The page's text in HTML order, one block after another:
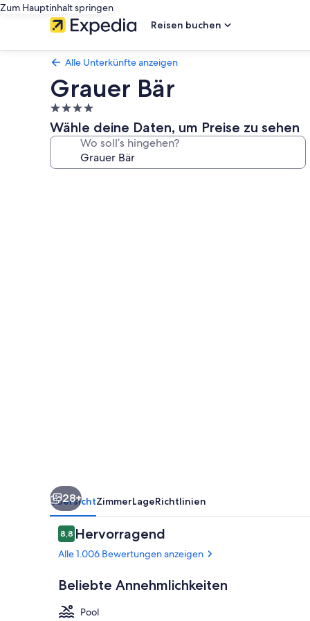
Zum Hauptinhalt springen
Reisen buchen
Alle Unterkünfte anzeigen
Grauer Bär
4.0-
Sterne-
Unterkunft
Wähle deine Daten, um Preise zu sehen
Wo soll’s hingehen?
28+
ÜbersichtZimmerLageRichtlinien
Bewertungen
8,88,8 von 10.
Hervorragend
Alle 1.006 Bewertungen anzeigen
Beliebte Annehmlichkeiten
Pool